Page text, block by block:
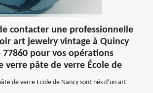
contacter une professionnelle
art jewelry vintage à Quincy
77860 pour vos opérations
verre pâte de verre École de
de verre Ecole de Nancy sont nés d’un art